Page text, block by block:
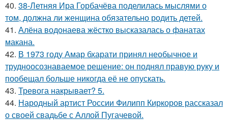
40. 38-Летняя Ира Горбачёва поделилась мыслями о
том, должна ли женщина обязательно родить детей.
41. Алёна водонаева жёстко высказалась о фанатах
макана.
42. В 1973 году Амар бхарати принял необычное и
трудноосознаваемое решение: он поднял правую руку и
пообещал больше никогда её не опускать.
43. Тревога накрывает? 5.
44. Народный артист России Филипп Киркоров рассказал
о своей свадьбе с Аллой Пугачевой.